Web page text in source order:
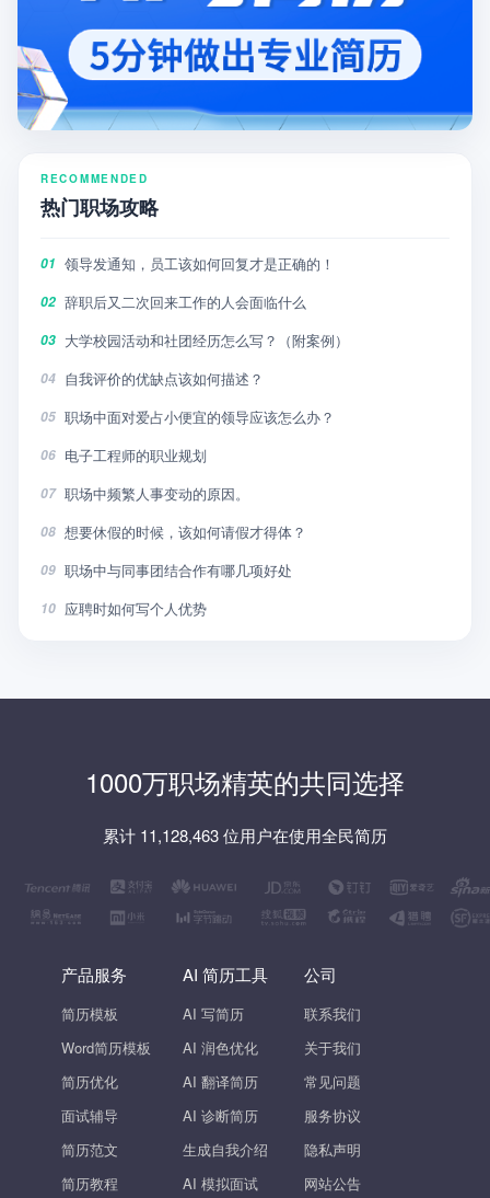
RECOMMENDED
热门职场攻略
01 领导发通知，员工该如何回复才是正确的！
02 辞职后又二次回来工作的人会面临什么
03 大学校园活动和社团经历怎么写？（附案例）
04 自我评价的优缺点该如何描述？
05 职场中面对爱占小便宜的领导应该怎么办？
06 电子工程师的职业规划
07 职场中频繁人事变动的原因。
08 想要休假的时候，该如何请假才得体？
09 职场中与同事团结合作有哪几项好处
10 应聘时如何写个人优势
1000万职场精英的共同选择
累计 11,128,463 位用户在使用全民简历
产品服务
简历模板
Word简历模板
简历优化
面试辅导
简历范文
简历教程
AI 简历工具
AI 写简历
AI 润色优化
AI 翻译简历
AI 诊断简历
生成自我介绍
AI 模拟面试
公司
联系我们
关于我们
常见问题
服务协议
隐私声明
网站公告